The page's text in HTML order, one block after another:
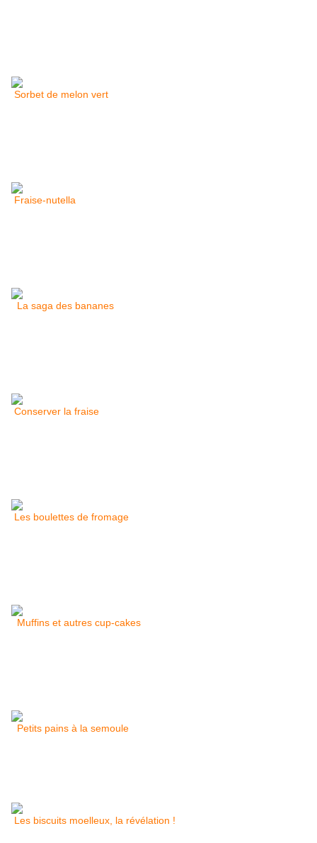
Sorbet de melon vert
Fraise-nutella
La saga des bananes
Conserver la fraise
Les boulettes de fromage
Muffins et autres cup-cakes
Petits pains à la semoule
Les biscuits moelleux, la révélation !